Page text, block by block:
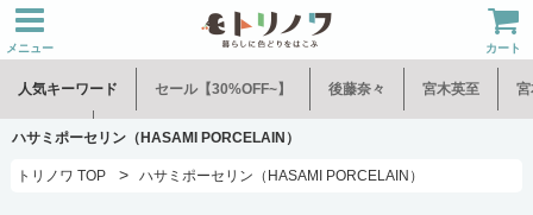
メニュー カート
人気キーワード セール【30%OFF~】 後藤奈々 宮木英至 宮
水谷和音 児玉修治
ハサミポーセリン（HASAMI PORCELAIN）
トリノワ TOP > ハサミポーセリン（HASAMI PORCELAIN）